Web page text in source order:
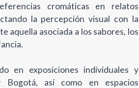
cromáticas en relatos
la percepción visual con la
aquella asociada a los sabores, los
en exposiciones individuales y
Bogotá, así como en espacios